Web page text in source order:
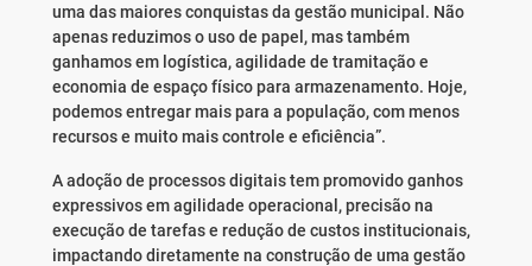
uma das maiores conquistas da gestão municipal. Não
apenas reduzimos o uso de papel, mas também
ganhamos em logística, agilidade de tramitação e
economia de espaço físico para armazenamento. Hoje,
podemos entregar mais para a população, com menos
recursos e muito mais controle e eficiência”.
A adoção de processos digitais tem promovido ganhos
expressivos em agilidade operacional, precisão na
execução de tarefas e redução de custos institucionais,
impactando diretamente na construção de uma gestão